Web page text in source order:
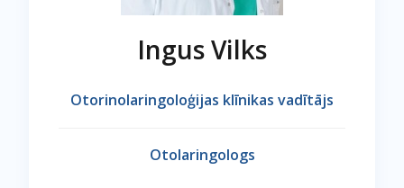
Ingus Vilks
Otorinolaringoloģijas klīnikas vadītājs
Otolaringologs